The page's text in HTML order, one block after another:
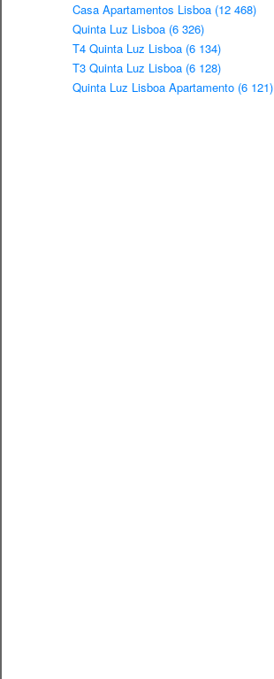
Casa Apartamentos Lisboa (12 468)
Quinta Luz Lisboa (6 326)
T4 Quinta Luz Lisboa (6 134)
T3 Quinta Luz Lisboa (6 128)
Quinta Luz Lisboa Apartamento (6 121)